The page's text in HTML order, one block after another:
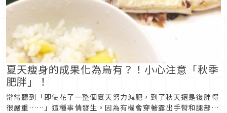
夏天瘦身的成果化為烏有？！小心注意「秋季
肥胖」！
常常聽到「即使花了一整個夏天努力減肥，到了秋天還是復胖得
很嚴重……」這種事情發生。因為有機會穿著露出手臂和腿部的